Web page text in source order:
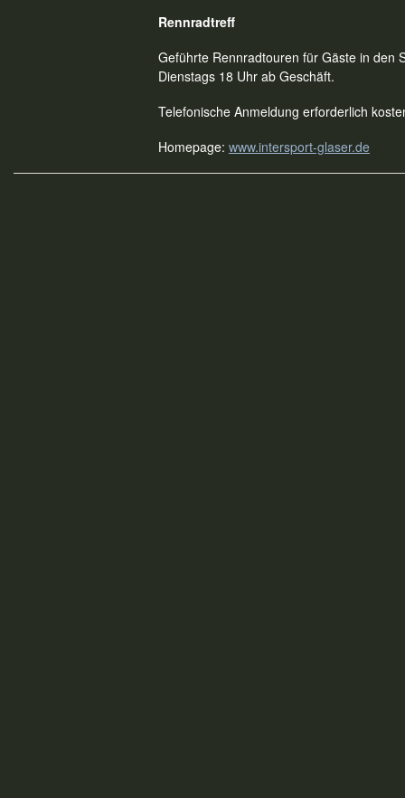
Rennradtreff
Geführte Rennradtouren für Gäste in den
Dienstags 18 Uhr ab Geschäft.
Telefonische Anmeldung erforderlich
Homepage: www.intersport-glaser.de